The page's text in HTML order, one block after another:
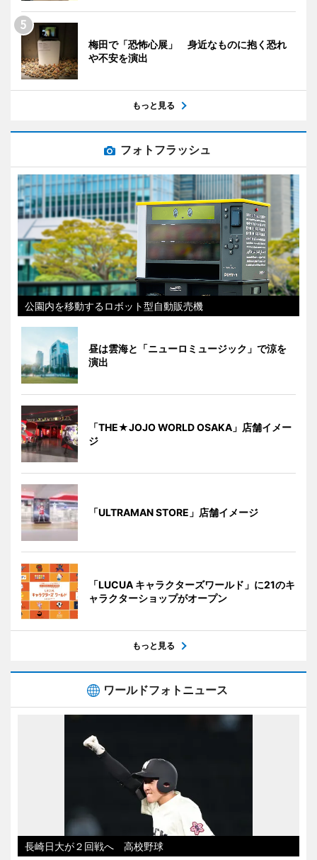
梅田で「恐怖心展」 身近なものに抱く恐れ
や不安を演出
もっと見る
フォトフラッシュ
公園内を移動するロボット型自動販売機
昼は雲海と「ニューロミュージック」で涼を
演出
「THE★JOJO WORLD OSAKA」店舗イメー
ジ
「ULTRAMAN STORE」店舗イメージ
「LUCUA キャラクターズワールド」に21のキ
ャラクターショップがオープン
もっと見る
ワールドフォトニュース
長崎日大が２回戦へ 高校野球